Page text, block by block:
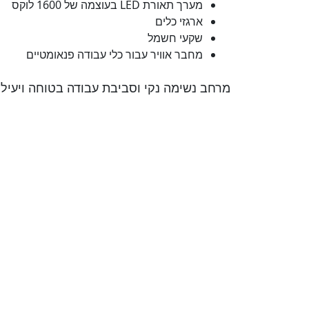
מערך תאורת LED בעוצמה של 1600 לוקס
ארגזי כלים
שקעי חשמל
מחבר אוויר עבור כלי עבודה פנאומטיים
מרחב נשימה נקי וסביבת עבודה בטוחה